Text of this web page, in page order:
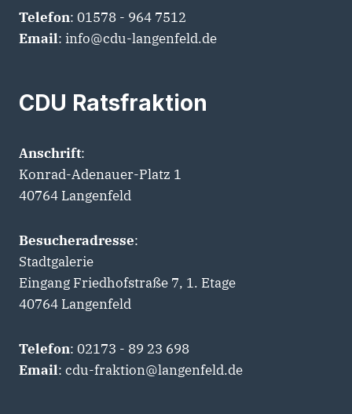
Telefon: 01578 - 964 7512
Email: info@cdu-langenfeld.de
CDU Ratsfraktion
Anschrift:
Konrad-Adenauer-Platz 1
40764 Langenfeld
Besucheradresse:
Stadtgalerie
Eingang Friedhofstraße 7, 1. Etage
40764 Langenfeld
Telefon: 02173 - 89 23 698
Email: cdu-fraktion@langenfeld.de